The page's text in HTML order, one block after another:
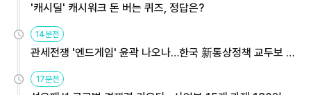
'캐시딜' 캐시워크 돈 버는 퀴즈, 정답은?
14분전
관세전쟁 '엔드게임' 윤곽 나오나…한국 新통상정책 교두보 활
용해야
17분전